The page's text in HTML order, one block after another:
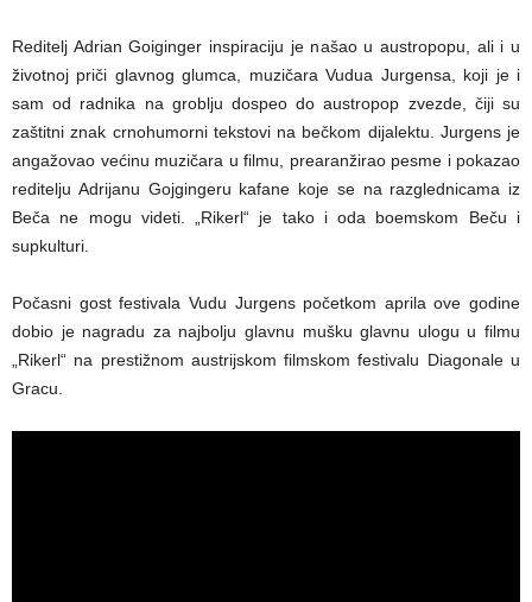
Reditelj Adrian Goiginger inspiraciju je našao u austropopu, ali i u
životnoj priči glavnog glumca, muzičara Vudua Jurgensa, koji je i
sam od radnika na groblju dospeo do austropop zvezde, čiji su
zaštitni znak crnohumorni tekstovi na bečkom dijalektu. Jurgens je
angažovao većinu muzičara u filmu, prearanžirao pesme i pokazao
reditelju Adrijanu Gojgingeru kafane koje se na razglednicama iz
Beča ne mogu videti. „Rikerl“ je tako i oda boemskom Beču i
supkulturi.
Počasni gost festivala Vudu Jurgens početkom aprila ove godine
dobio je nagradu za najbolju glavnu mušku glavnu ulogu u filmu
„Rikerl“ na prestižnom austrijskom filmskom festivalu Diagonale u
Gracu.